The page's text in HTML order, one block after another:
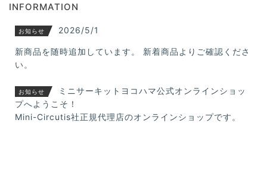
INFORMATION
お知らせ 2026/5/1
新商品を随時追加しています。 新着商品よりご確認くださ
い。
お知らせ
ミニサーキットヨコハマ公式オンラインショッ
プへようこそ！
Mini-Circutis社正規代理店のオンラインショップです。